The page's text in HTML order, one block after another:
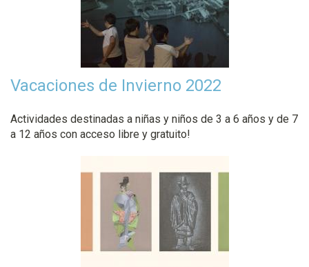
Vacaciones de Invierno 2022
Actividades destinadas a niñas y niños de 3 a 6 años y de 7
a 12 años con acceso libre y gratuito!